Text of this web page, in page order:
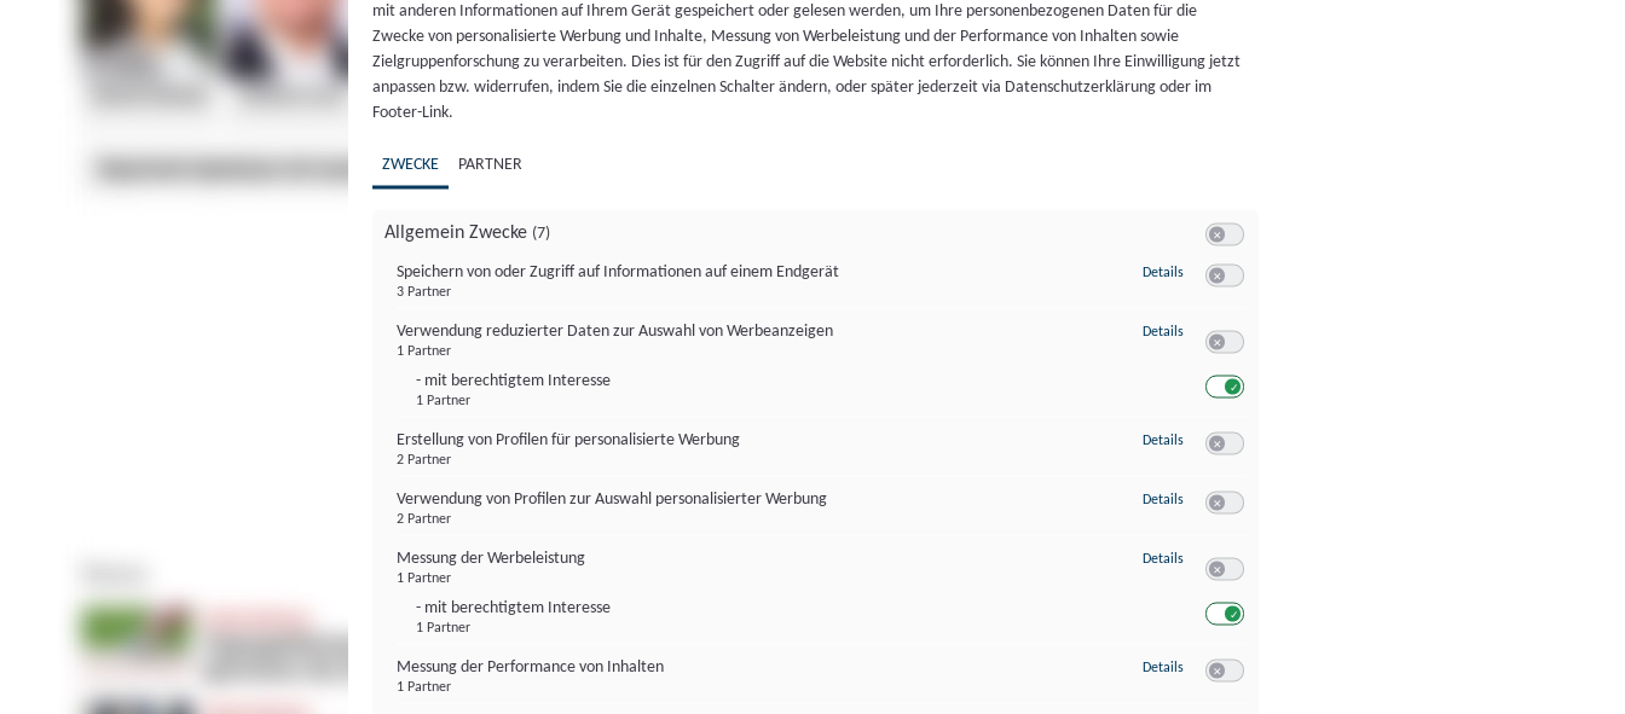
mit anderen Informationen auf Ihrem Gerät gespeichert oder gelesen werden, um Ihre personenbezogenen Daten für die
Zwecke von personalisierte Werbung und Inhalte, Messung von Werbeleistung und der Performance von Inhalten sowie
Zielgruppenforschung zu verarbeiten. Dies ist für den Zugriff auf die Website nicht erforderlich. Sie können Ihre Einwilligung jetzt
anpassen bzw. widerrufen, indem Sie die einzelnen Schalter ändern, oder später jederzeit via Datenschutzerklärung oder im
Footer-Link.
ZWECKE PARTNER
Allgemein Zwecke (7)
Speichern von oder Zugriff auf Informationen auf einem Endgerät
3 Partner
Details zu Speichern von oder Zugriff auf Informationen auf einem Endgerät
Verwendung reduzierter Daten zur Auswahl von Werbeanzeigen
1 Partner
- mit berechtigtem Interesse
1 Partner
Details zu Verwendung reduzierter Daten zur Auswahl von Werbeanzeigen
Erstellung von Profilen für personalisierte Werbung
2 Partner
Details zu Erstellung von Profilen für personalisierte Werbung
Verwendung von Profilen zur Auswahl personalisierter Werbung
2 Partner
Details zu Verwendung von Profilen zur Auswahl personalisierter Werbung
Messung der Werbeleistung
1 Partner
- mit berechtigtem Interesse
1 Partner
Details zu Messung der Werbeleistung
Messung der Performance von Inhalten
1 Partner
Details zu Messung der Performance von Inhalten